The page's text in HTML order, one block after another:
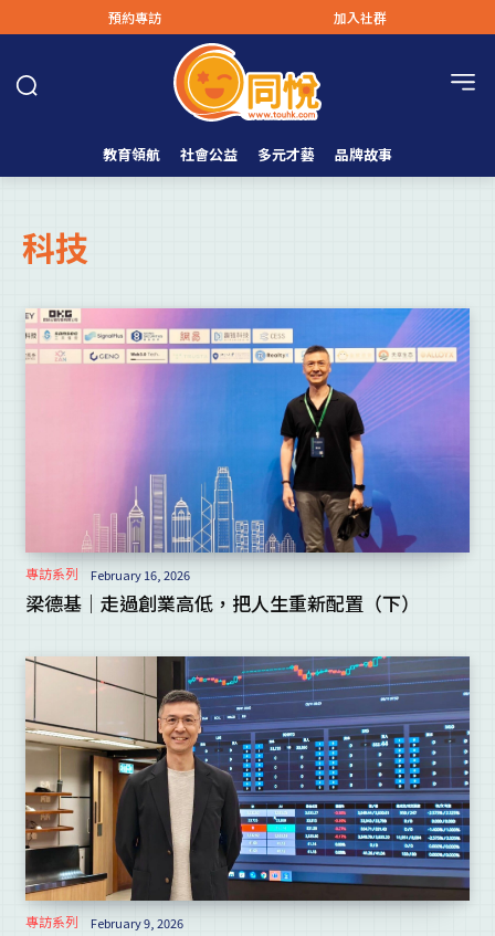
預約專訪 加入社群
教育領航 社會公益 多元才藝 品牌故事
科技
專訪系列 February 16, 2026
梁德基｜走過創業高低，把人生重新配置（下）
專訪系列 February 9, 2026